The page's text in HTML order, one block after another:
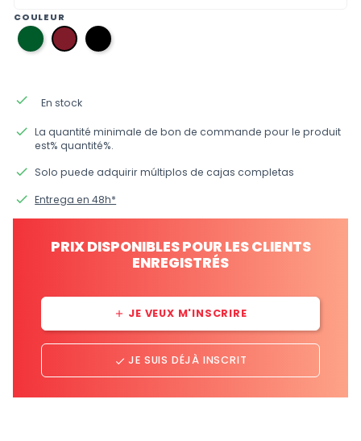
COULEUR
06
vert
anglais
10
bordeaux
12
noir
done En stock
done La quantité minimale de bon de commande pour le produit
est% quantité%.
done Solo puede adquirir múltiplos de cajas completas
done Entrega en 48h*
PRIX DISPONIBLES POUR LES CLIENTS
ENREGISTRÉS
add JE VEUX M'INSCRIRE
done JE SUIS DÉJÀ INSCRIT